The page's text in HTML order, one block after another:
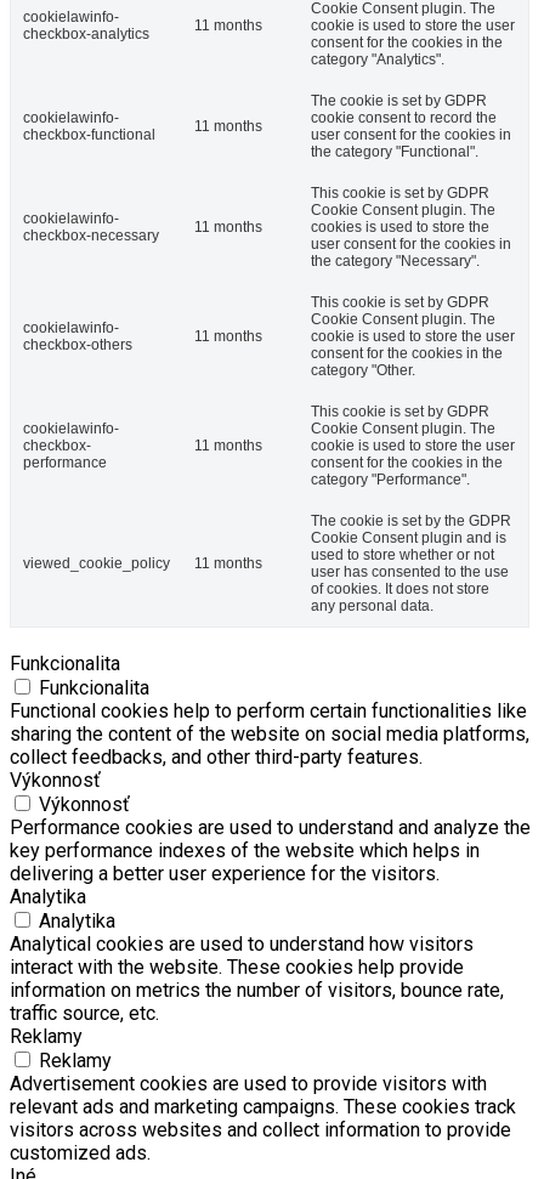
cookielawinfo-
checkbox-analytics
11 months
Cookie Consent plugin. The
cookie is used to store the user
consent for the cookies in the
category "Analytics".
cookielawinfo-
checkbox-functional
11 months
The cookie is set by GDPR
cookie consent to record the
user consent for the cookies in
the category "Functional".
cookielawinfo-
checkbox-necessary
11 months
This cookie is set by GDPR
Cookie Consent plugin. The
cookies is used to store the
user consent for the cookies in
the category "Necessary".
cookielawinfo-
checkbox-others
11 months
This cookie is set by GDPR
Cookie Consent plugin. The
cookie is used to store the user
consent for the cookies in the
category "Other.
cookielawinfo-
checkbox-
performance
11 months
This cookie is set by GDPR
Cookie Consent plugin. The
cookie is used to store the user
consent for the cookies in the
category "Performance".
viewed_cookie_policy 11 months
The cookie is set by the GDPR
Cookie Consent plugin and is
used to store whether or not
user has consented to the use
of cookies. It does not store
any personal data.
Funkcionalita
Funkcionalita
Functional cookies help to perform certain functionalities like
sharing the content of the website on social media platforms,
collect feedbacks, and other third-party features.
Výkonnosť
Výkonnosť
Performance cookies are used to understand and analyze the
key performance indexes of the website which helps in
delivering a better user experience for the visitors.
Analytika
Analytika
Analytical cookies are used to understand how visitors
interact with the website. These cookies help provide
information on metrics the number of visitors, bounce rate,
traffic source, etc.
Reklamy
Reklamy
Advertisement cookies are used to provide visitors with
relevant ads and marketing campaigns. These cookies track
visitors across websites and collect information to provide
customized ads.